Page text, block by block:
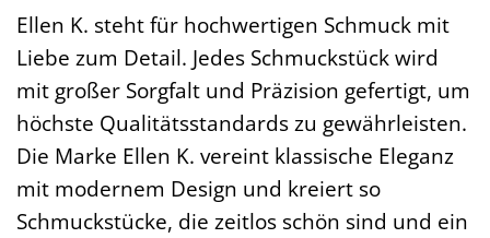
Ellen K. steht für hochwertigen Schmuck mit
Liebe zum Detail. Jedes Schmuckstück wird
mit großer Sorgfalt und Präzision gefertigt, um
höchste Qualitätsstandards zu gewährleisten.
Die Marke Ellen K. vereint klassische Eleganz
mit modernem Design und kreiert so
Schmuckstücke, die zeitlos schön sind und ein